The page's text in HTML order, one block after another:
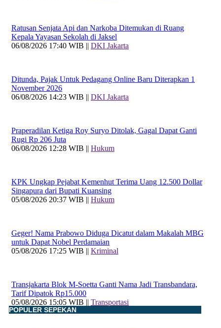
Ratusan Senjata Api dan Narkoba Ditemukan di Ruang
Kepala Yayasan Sekolah di Jaksel
06/08/2026 17:40 WIB || DKI Jakarta
Ditunda, Pajak Untuk Pedagang Online Baru Diterapkan 1
November 2026
06/08/2026 14:23 WIB || DKI Jakarta
Praperadilan Ketiga Roy Suryo Ditolak, Gagal Dapat Ganti
Rugi Rp 206 Juta
06/08/2026 12:28 WIB || Hukum
KPK Ungkap Pejabat Kemenhut Terima Uang 12.500 Dollar
Singapura dari Bupati Kuansing
05/08/2026 20:37 WIB || Hukum
Geger! Nama Prabowo Diduga Dicatut dalam Makalah MBG
untuk Dapat Nobel Perdamaian
05/08/2026 17:25 WIB || Kriminal
Transjakarta Blok M-Soetta Ganti Nama Jadi Transbandara,
Tarif Dipatok Rp15.000
05/08/2026 15:05 WIB || Transportasi
POPULER SEPEKAN